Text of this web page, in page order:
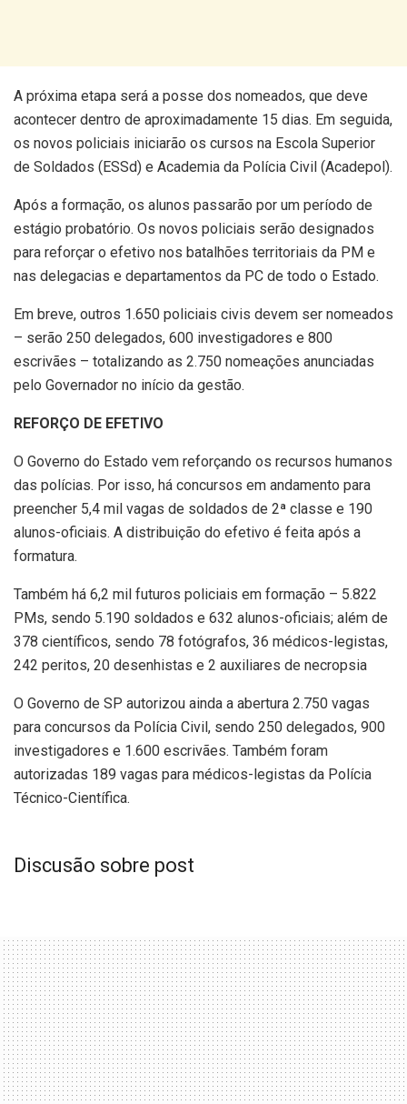
A próxima etapa será a posse dos nomeados, que deve
acontecer dentro de aproximadamente 15 dias. Em seguida,
os novos policiais iniciarão os cursos na Escola Superior
de Soldados (ESSd) e Academia da Polícia Civil (Acadepol).
Após a formação, os alunos passarão por um período de
estágio probatório. Os novos policiais serão designados
para reforçar o efetivo nos batalhões territoriais da PM e
nas delegacias e departamentos da PC de todo o Estado.
Em breve, outros 1.650 policiais civis devem ser nomeados
– serão 250 delegados, 600 investigadores e 800
escrivães – totalizando as 2.750 nomeações anunciadas
pelo Governador no início da gestão.
REFORÇO DE EFETIVO
O Governo do Estado vem reforçando os recursos humanos
das polícias. Por isso, há concursos em andamento para
preencher 5,4 mil vagas de soldados de 2ª classe e 190
alunos-oficiais. A distribuição do efetivo é feita após a
formatura.
Também há 6,2 mil futuros policiais em formação – 5.822
PMs, sendo 5.190 soldados e 632 alunos-oficiais; além de
378 científicos, sendo 78 fotógrafos, 36 médicos-legistas,
242 peritos, 20 desenhistas e 2 auxiliares de necropsia
O Governo de SP autorizou ainda a abertura 2.750 vagas
para concursos da Polícia Civil, sendo 250 delegados, 900
investigadores e 1.600 escrivães. Também foram
autorizadas 189 vagas para médicos-legistas da Polícia
Técnico-Científica.
Discusão sobre post